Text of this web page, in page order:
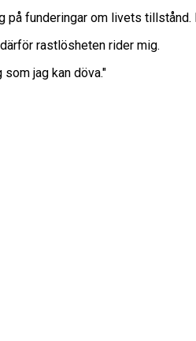
funderingar om livets
rastlösheten rider mig.
jag kan döva."